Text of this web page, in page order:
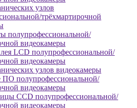
узлов
трёхмартирочной
полупрофессиональной/
видеокамеры
LCD полупрофессиональной/
видеокамеры
узлов видеокамеры
ПО полупрофессиональной/
видеокамеры
CCD полупрофессиональной/
видеокамеры